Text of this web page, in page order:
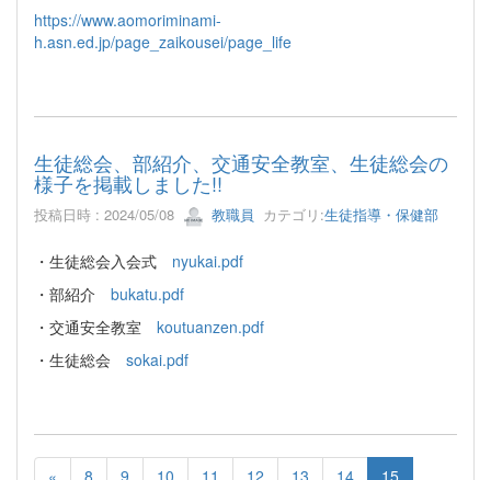
https://www.aomoriminami-
h.asn.ed.jp/page_zaikousei/page_life
生徒総会、部紹介、交通安全教室、生徒総会の
様子を掲載しました!!
投稿日時 : 2024/05/08 教職員 カテゴリ:生徒指導・保健部
・生徒総会入会式 nyukai.pdf
・部紹介 bukatu.pdf
・交通安全教室 koutuanzen.pdf
・生徒総会 sokai.pdf
« 8 9 10 11 12 13 14 15